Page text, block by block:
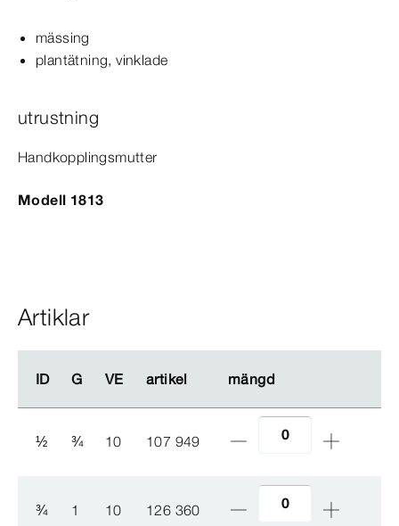
mässing
plantätning, vinklade
utrustning
Handkopplingsmutter
Modell 1813
Artiklar
ID G VE artikel mängd
ID G VE artikel mängd
½ ¾ 10 107 949
¾ 1 10 126 360